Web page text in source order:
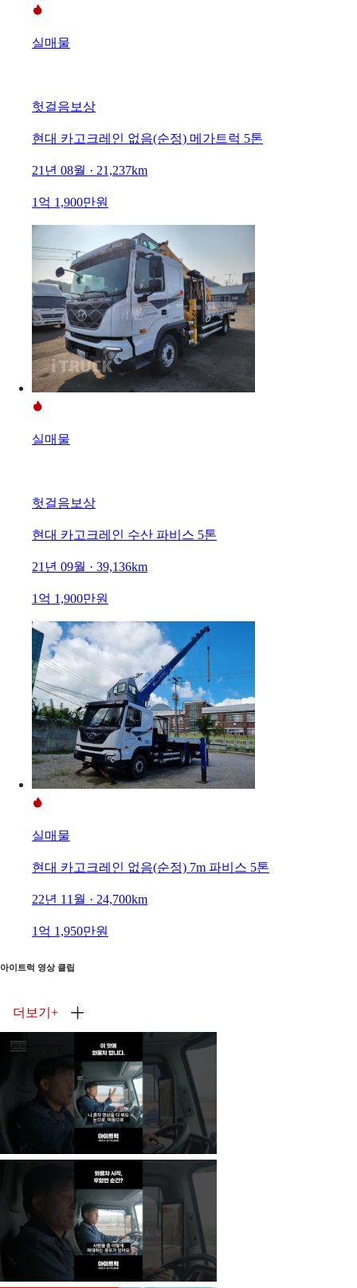
실매물
헛걸음보상
현대 카고크레인 없음(순정) 메가트럭 5톤
21년 08월 · 21,237km
1억 1,900만원
실매물
헛걸음보상
현대 카고크레인 수산 파비스 5톤
21년 09월 · 39,136km
1억 1,900만원
실매물
현대 카고크레인 없음(순정) 7m 파비스 5톤
22년 11월 · 24,700km
1억 1,950만원
아이트럭 영상 클립
더보기 +